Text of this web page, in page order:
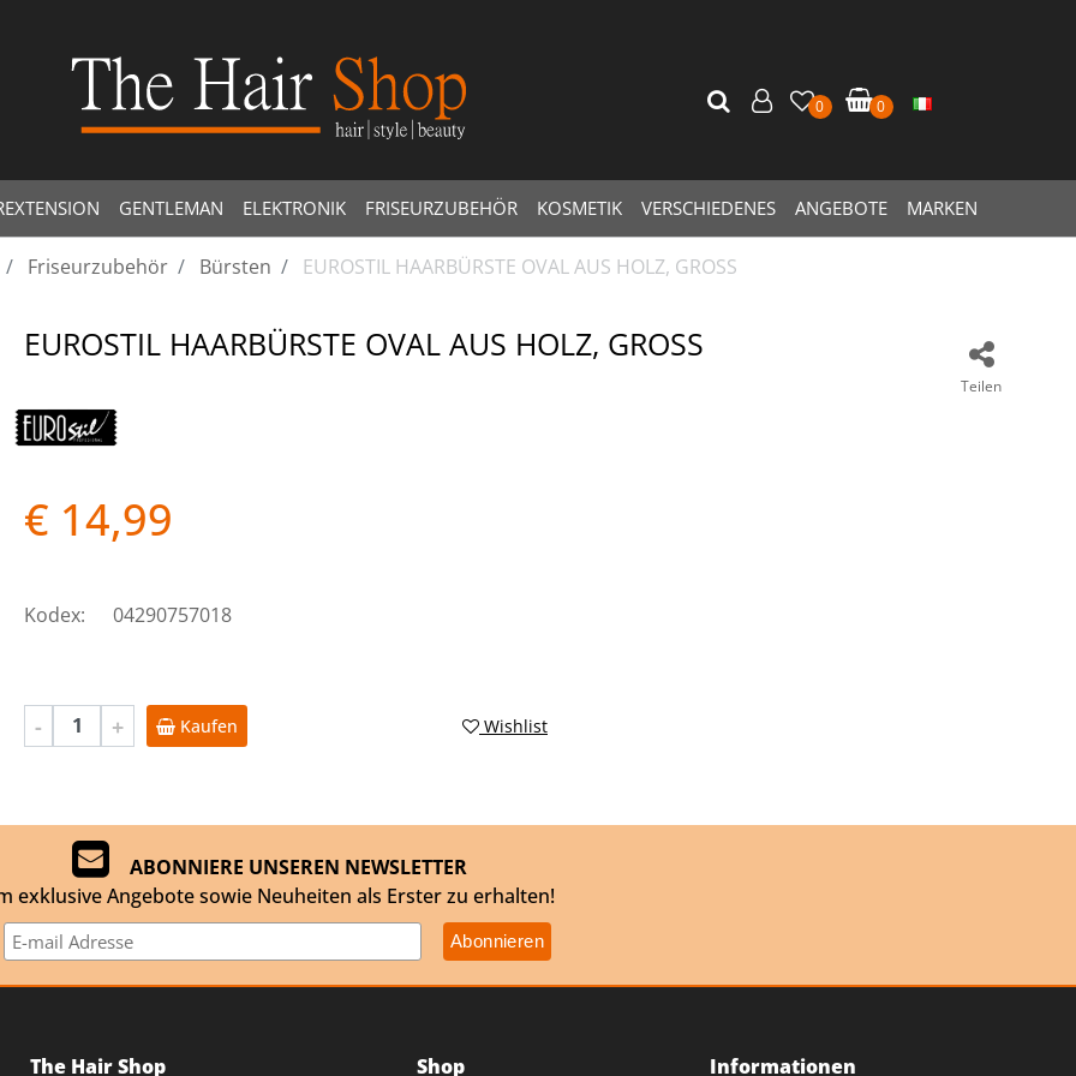
GENTLEMAN ELEKTRONIK FRISEURZUBEHÖR KOSMETIK VERSCHIEDENES ANGEBOTE MARKEN
0 0
Friseurzubehör Bürsten EUROSTIL HAARBÜRSTE OVAL AUS HOLZ, GROSS
Teilen
EUROSTIL HAARBÜRSTE OVAL AUS HOLZ, GROSS
€ 14,99
Kodex: 04290757018
Quantità Kaufen Wishlist
ABONNIERE UNSEREN NEWSLETTER
exklusive Angebote sowie Neuheiten als Erster zu erhalten!
The Hair Shop Shop Informationen